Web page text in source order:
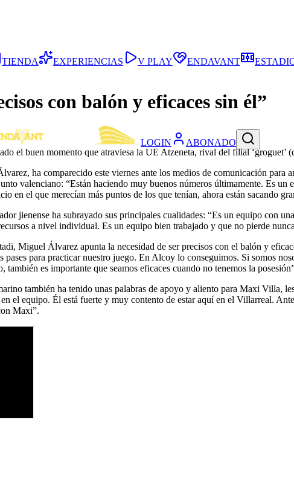
LOGIN ABONADO
TIENDA EXPERIENCIAS V PLAY ENDAVANT
con balón y eficaces sin él”
el buen momento que atraviesa la UE Atzeneta, rival del filial ‘groguet’
ha comparecido este viernes ante los medios de comunicación
valenciano: “Están haciendo muy buenos números últimamente. Es
en el que merecían más puntos de los que tenían, ahora están sacando
jienense ha subrayado sus principales cualidades: “Es un equipo con
a nivel individual. Es un equipo bien trabajado y que no pierde
Miguel Álvarez apunta la necesidad de ser precisos con el balón y
pases para practicar nuestro juego. En Alcoy lo conseguimos. Si somos
también es importante que seamos eficaces cuando no tenemos la
también ha tenido unas palabras de apoyo y aliento para Maxi Villa,
el equipo. Él está fuerte y muy contento de estar aquí en el Villarreal.
Maxi”.